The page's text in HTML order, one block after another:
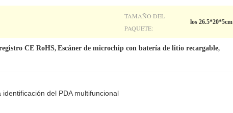
TAMAÑO DEL
PAQUETE:
los 26.5*20*5cm
CE RoHS, Escáner de microchip con batería de litio recargable,
del PDA multifuncional